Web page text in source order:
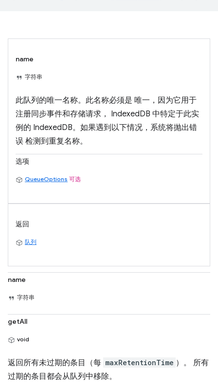
name
字符串
此队列的唯一名称。此名称必须是 唯一，因为它用于
注册同步事件和存储请求， IndexedDB 中特定于此实
例的 IndexedDB。如果遇到以下情况，系统将抛出错
误 检测到重复名称。
选项
QueueOptions 可选
返回
队列
name
字符串
getAll
void
返回所有未过期的条目（每 maxRetentionTime ）。 所有
过期的条目都会从队列中移除。